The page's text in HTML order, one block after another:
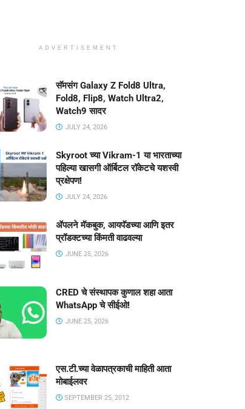
ADVERTISEMENT
सॅमसंग Galaxy Z Fold8 Ultra,
Fold8, Flip8, Watch Ultra2,
Watch9 सादर
JULY 24, 2026
Skyroot च्या Vikram-1 या भारताच्या
पहिल्या खासगी ऑर्बिटल रॉकेटचे यशस्वी
प्रक्षेपण!
JULY 24, 2026
ॲपलने मॅकबुक, आयपॅडच्या आणि इतर
प्रॉडक्टच्या किंमती वाढवल्या
JUNE 25, 2026
CRED चे संस्थापक कुणाल शहा आता
WhatsApp चे सीईओ!
JUNE 25, 2026
एस.टी.च्या वेळापत्रकाची माहिती आता
मोबाईलवर
SEPTEMBER 25, 2012